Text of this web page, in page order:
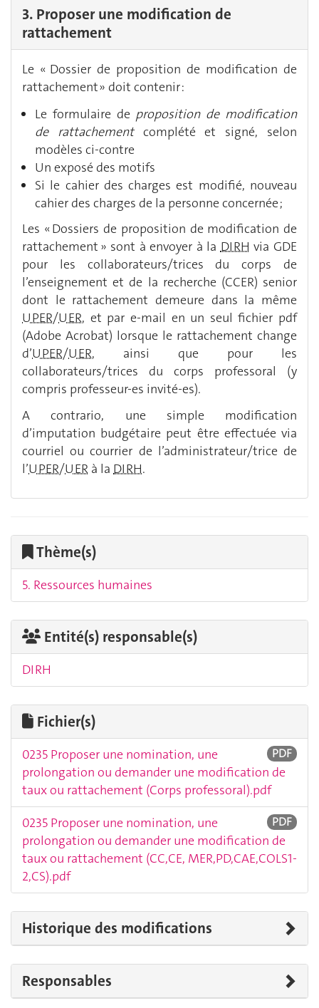
3. Proposer une modification de
rattachement
Le « Dossier de proposition de modification de
rattachement » doit contenir :
Le formulaire de proposition de modification
de rattachementcomplété et signé, selon
modèles ci-contre
Un exposé des motifs
Si le cahier des charges est modifié, nouveau
cahier des charges de la personne concernée ;
Les « Dossiers de proposition de modification de
rattachement » sont à envoyer à la DIRH via GDE
pour les collaborateurs/trices du corps de
l’enseignement et de la recherche (CCER) senior
dont le rattachement demeure dans la même
UPER/UER, et par e-mail en un seul fichier pdf
(Adobe Acrobat) lorsque le rattachement change
d’UPER/UER, ainsi que pour les
collaborateurs/trices du corps professoral (y
compris professeur-es invité-es).
A contrario, une simple modification
d’imputation budgétaire peut être effectuée via
courriel ou courrier de l’administrateur/trice de
l’UPER/UER à la DIRH.
Thème(s)
5. Ressources humaines
Entité(s) responsable(s)
DIRH
Fichier(s)
PDF
0235 Proposer une nomination, une
prolongation ou demander une modification de
taux ou rattachement (Corps professoral).pdf
PDF
0235 Proposer une nomination, une
prolongation ou demander une modification de
taux ou rattachement (CC,CE, MER,PD,CAE,COLS1-
2,CS).pdf
Historique des modifications
Responsables